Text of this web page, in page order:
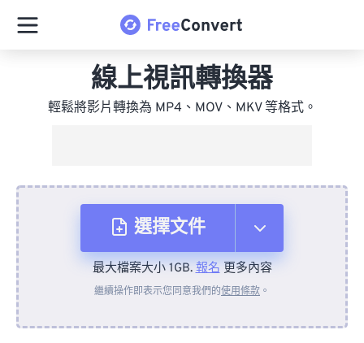
線上視訊轉換器
輕鬆將影片轉換為 MP4、MOV、MKV 等格式。
選擇文件
來自裝置
最大檔案大小 1GB.報名更多內容
繼續操作即表示您同意我們的使用條款 。